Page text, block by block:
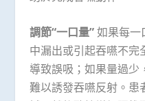
調節“一口量”如果每一
中漏出或引起吞嚥不完
導致誤吸；如果量過少
難以誘發吞嚥反射。患